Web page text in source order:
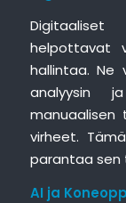
helpottavat
hallintaa. Ne
analyysin
manuaalisen
virheet.
parantaa sen
AI ja